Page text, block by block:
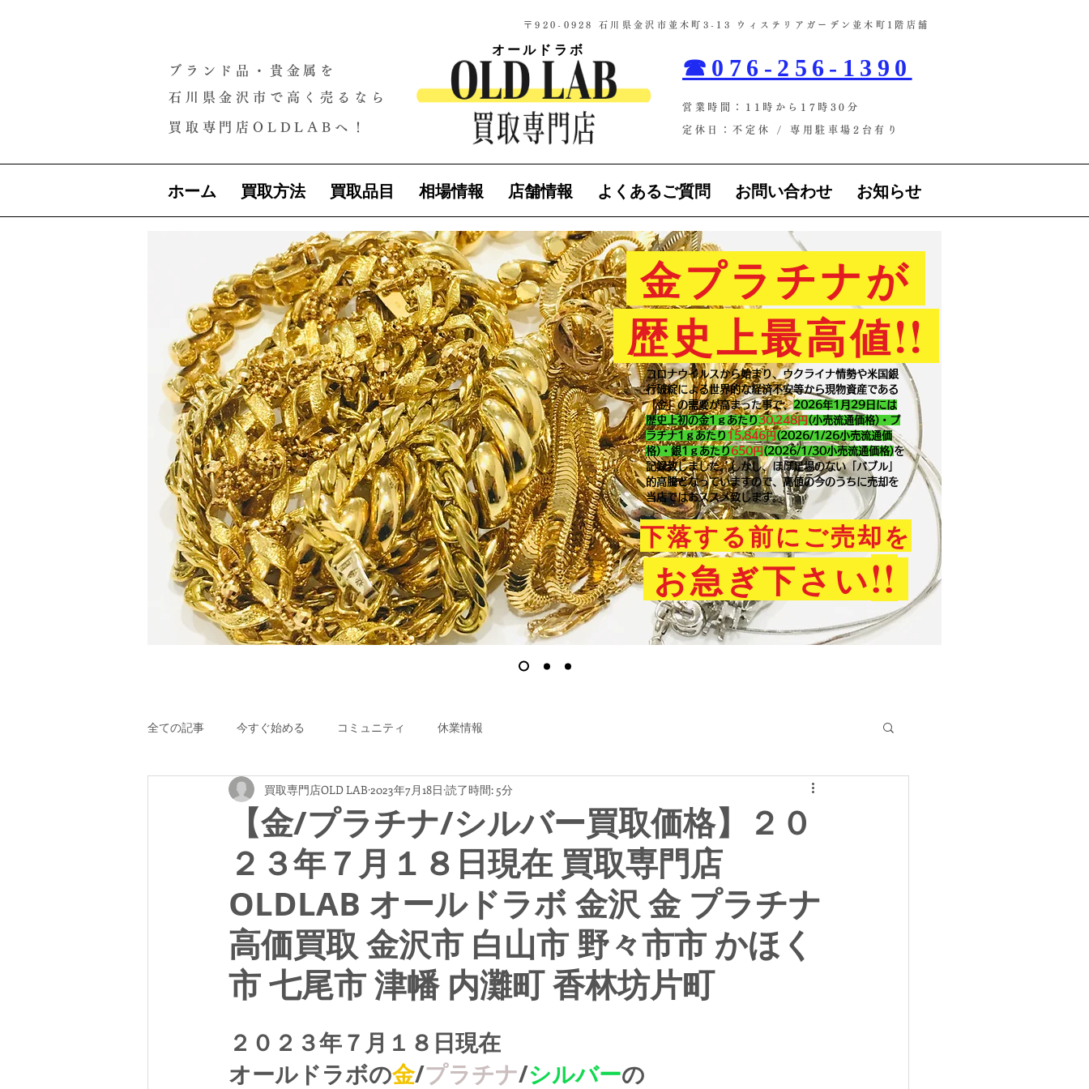
​〒920-0928 石川県金沢市並木町3-13 ウィステリアガーデン並木町1階店舗​
ブランド品・貴金属を
石川県金沢市で高く売るなら
買取専門店OLDLABへ！
オールドラボ
☎076-256-1390
営業時間：11時から17時30分
定休日：不定休 / ​専用駐車場2台有り
ホーム 買取方法 買取品目 相場情報 店舗情報 よくあるご質問 お問い合わせ お知らせ
金プラチナが
歴史上最高値!!
コロナウイルスから始まり、ウクライナ情勢や米国銀
行破綻による世界的な経済不安等から現物資産である
「金」の需要が高まった事で、2026年1月29 日には
歴史上初の金1ｇあたり30,248円 (小売流通価格)・プ
ラチナ1ｇあたり 15,846 円 (2026/1/26小売流通価
格)・銀1ｇあたり 650 円 (2026/1/30小売流通価格)を
記録致しました。​しかし、ほぼ足場のない「バブル」
的高騰となっていますので、高値の今のうちに売却を
当店ではおススメ致します。
下落する前にご売却を
お急ぎ下さい!!
全ての記事 今すぐ始める コミュニティ 休業情報
【金/プラチナ/シルバー買取価格】２０
２３年７月１８日現在 買取専門店
OLDLAB オールドラボ 金沢 金 プラチナ
高価買取 金沢市 白山市 野々市市 かほく
市 七尾市 津幡 内灘町 香林坊片町
買取専門店OLD LAB 2023年7月18日 読了時間: 5分
２０２３年７月１８日現在
オールドラボの金/プラチナ/シルバーの